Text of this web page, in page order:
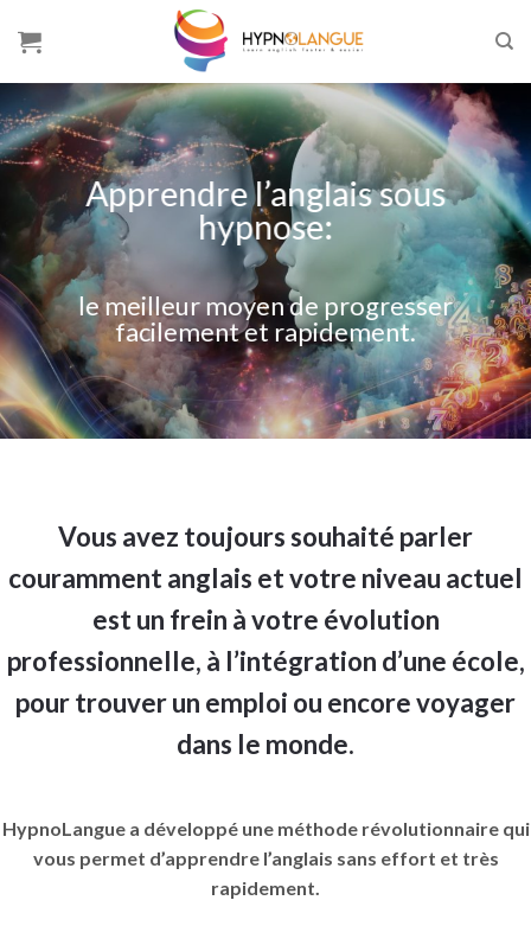
Apprendre l’anglais sous
hypnose:
le meilleur moyen de progresser
facilement et rapidement.
Vous avez toujours souhaité parler
couramment anglais et votre niveau actuel
est un frein à votre évolution
professionnelle, à l’intégration d’une école,
pour trouver un emploi ou encore voyager
dans le monde.
HypnoLangue a développé une méthode révolutionnaire qui
vous permet d’apprendre l’anglais sans effort et très
rapidement.